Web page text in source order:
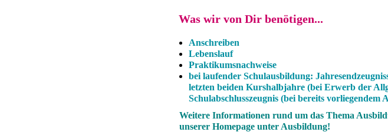
Was wir von Dir benötigen...
Anschreiben
Lebenslauf
Praktikumsnachweise
bei laufender Schulausbildung:
letzten beiden Kurshalbjahre (bei Erwerb der
Schulabschlusszeugnis (bei bereits vorliegendem
Weitere Informationen rund um das Thema
unserer Homepage unter Ausbildung!